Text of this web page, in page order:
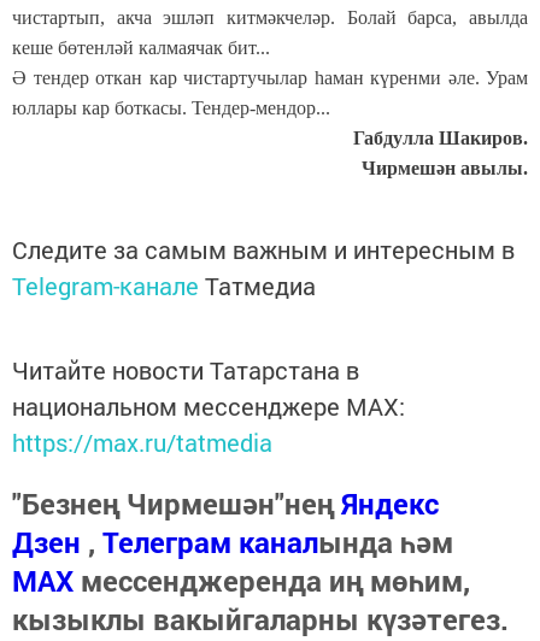
чистартып, акча эшләп китмәкчеләр. Болай барса, авылда
кеше бөтенләй калмаячак бит...
Ә тендер откан кар чистартучылар һаман күренми әле. Урам
юллары кар боткасы. Тендер-мендор...
Габдулла Шакиров.
Чирмешән авылы.
Следите за самым важным и интересным в
Telegram-канале Татмедиа
Читайте новости Татарстана в
национальном мессенджере MАХ:
https://max.ru/tatmedia
"Безнең Чирмешән"неңЯндекс
Дзен , Телеграм каналында һәм
МАХ мессенджеренда иң мөһим,
кызыклы вакыйгаларны күзәтегез.